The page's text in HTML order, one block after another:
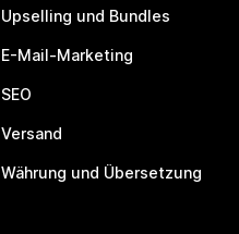
Upselling und Bundles
E-Mail-Marketing
SEO
Versand
Währung und Übersetzung